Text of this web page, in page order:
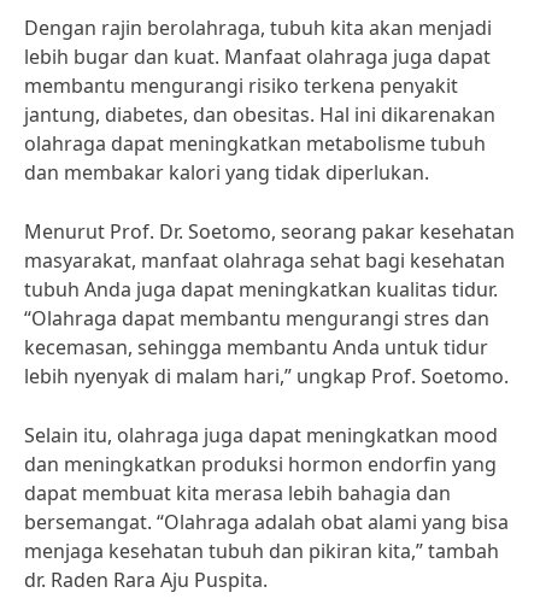
Dengan rajin berolahraga, tubuh kita akan menjadi
lebih bugar dan kuat. Manfaat olahraga juga dapat
membantu mengurangi risiko terkena penyakit
jantung, diabetes, dan obesitas. Hal ini dikarenakan
olahraga dapat meningkatkan metabolisme tubuh
dan membakar kalori yang tidak diperlukan.
Menurut Prof. Dr. Soetomo, seorang pakar kesehatan
masyarakat, manfaat olahraga sehat bagi kesehatan
tubuh Anda juga dapat meningkatkan kualitas tidur.
“Olahraga dapat membantu mengurangi stres dan
kecemasan, sehingga membantu Anda untuk tidur
lebih nyenyak di malam hari,” ungkap Prof. Soetomo.
Selain itu, olahraga juga dapat meningkatkan mood
dan meningkatkan produksi hormon endorfin yang
dapat membuat kita merasa lebih bahagia dan
bersemangat. “Olahraga adalah obat alami yang bisa
menjaga kesehatan tubuh dan pikiran kita,” tambah
dr. Raden Rara Aju Puspita.